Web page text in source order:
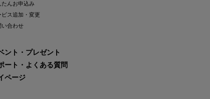
たんお申込み
ビス追加・変更
い合わせ
ント・プレゼント
ート・よくある質問
ページ